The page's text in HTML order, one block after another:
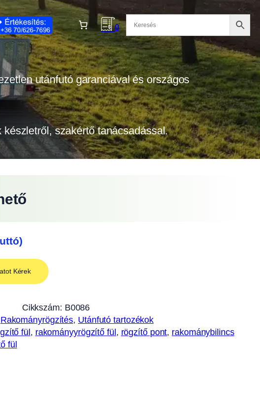
0
utánfutó garanciával és országos
szakértő tanácsadással.
Kérek
Cikkszám: B0086
Rakományrögzítés, Utánfutó tartozékok
fül, rakományyrögzítő fül, rögzítő pont, rakománybilincs
fül